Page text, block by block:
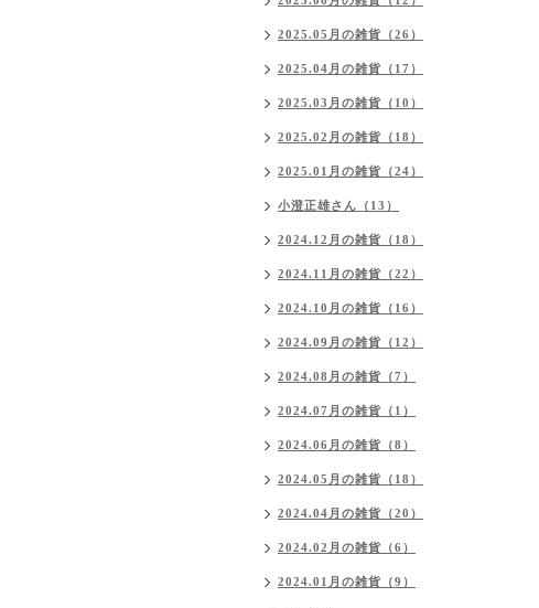
2025.05月の雑貨（26）
2025.04月の雑貨（17）
2025.03月の雑貨（10）
2025.02月の雑貨（18）
2025.01月の雑貨（24）
小澄正雄さん（13）
2024.12月の雑貨（18）
2024.11月の雑貨（22）
2024.10月の雑貨（16）
2024.09月の雑貨（12）
2024.08月の雑貨（7）
2024.07月の雑貨（1）
2024.06月の雑貨（8）
2024.05月の雑貨（18）
2024.04月の雑貨（20）
2024.02月の雑貨（6）
2024.01月の雑貨（9）